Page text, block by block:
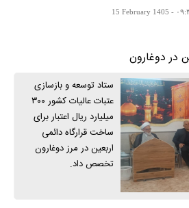
15 February 1405
در دوغارون
ستاد توسعه و بازسازی
عتبات عالیات کشور ۳۰۰
میلیارد ریال اعتبار برای
ساخت قرارگاه دائمی
اربعین در مرز دوغارون
تخصص داد.